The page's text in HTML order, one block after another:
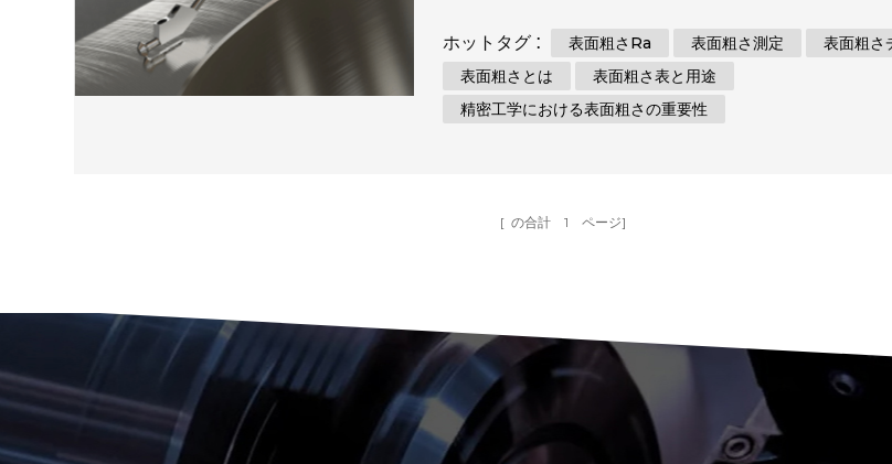
関する貴重な情報が得られます。 精密工学における表面粗
ポーネントの機能的性能に直接影響します。表面間の摩擦、
さの特性に影響され、最終的には設計されたシステムの寿命
ホットタグ : 表面粗さra 表面粗さ測定
表面粗さ
表面粗さとは
表面粗さ表と用途
精密工学における表面粗さの重要性
[ の合計 1 ページ]